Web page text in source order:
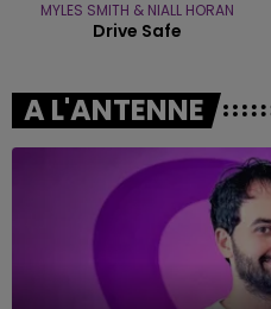
MYLES SMITH & NIALL HORAN
Drive Safe
A L'ANTENNE